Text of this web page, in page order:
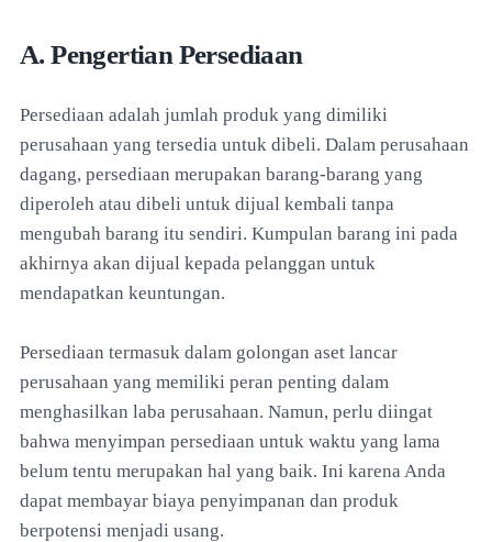
A. Pengertian Persediaan
Persediaan adalah jumlah produk yang dimiliki
perusahaan yang tersedia untuk dibeli. Dalam perusahaan
dagang, persediaan merupakan barang-barang yang
diperoleh atau dibeli untuk dijual kembali tanpa
mengubah barang itu sendiri. Kumpulan barang ini pada
akhirnya akan dijual kepada pelanggan untuk
mendapatkan keuntungan.
Persediaan termasuk dalam golongan aset lancar
perusahaan yang memiliki peran penting dalam
menghasilkan laba perusahaan. Namun, perlu diingat
bahwa menyimpan persediaan untuk waktu yang lama
belum tentu merupakan hal yang baik. Ini karena Anda
dapat membayar biaya penyimpanan dan produk
berpotensi menjadi usang.